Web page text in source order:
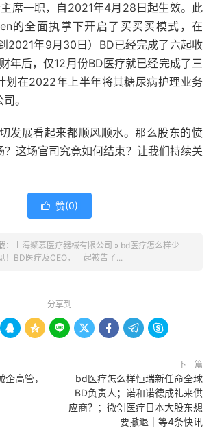
席一职，自2021年4月28日起生效。此
的全面执掌下开启了买买买模式，在
2021年9月30日）BD已经完成了六起收
年后，仅12月份BD医疗就已经完成了三
划在2022年上半年将其糖尿病护理业务
。
发展看起来都顺风顺水。那么股东的愤
？这场官司究竟如何结束？让我们持续关
 赞(0)
上海聚慕医疗器械有限公司 » bd医疗怎么样少
！BD医疗及CEO，一起被告了...
分享到
      
高管，
下一篇
bd医疗怎么样恒瑞新任命全球
BD负责人；诺和诺德成礼来供
应商？；微创医疗日本大股东想
要撤退｜等4条快讯